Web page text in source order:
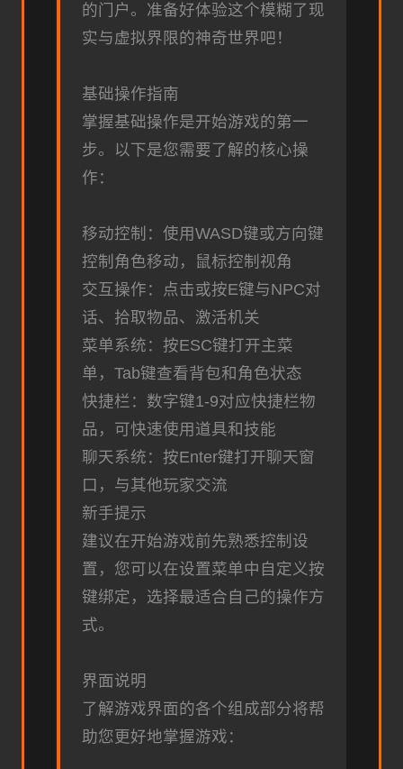
的门户。准备好体验这个模糊了现
实与虚拟界限的神奇世界吧！
基础操作指南
掌握基础操作是开始游戏的第一
步。以下是您需要了解的核心操
作：
移动控制：使用WASD键或方向键
控制角色移动，鼠标控制视角
交互操作：点击或按E键与NPC对
话、拾取物品、激活机关
菜单系统：按ESC键打开主菜
单，Tab键查看背包和角色状态
快捷栏：数字键1-9对应快捷栏物
品，可快速使用道具和技能
聊天系统：按Enter键打开聊天窗
口，与其他玩家交流
新手提示
建议在开始游戏前先熟悉控制设
置，您可以在设置菜单中自定义按
键绑定，选择最适合自己的操作方
式。
界面说明
了解游戏界面的各个组成部分将帮
助您更好地掌握游戏：